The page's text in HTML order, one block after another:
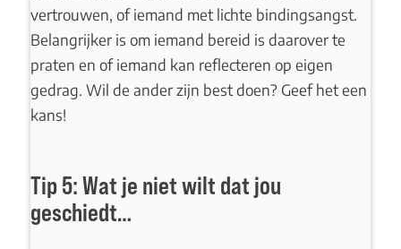
vertrouwen, of iemand met lichte bindingsangst.
Belangrijker is om iemand bereid is daarover te
praten en of iemand kan reflecteren op eigen
gedrag. Wil de ander zijn best doen? Geef het een
kans!
Tip 5: Wat je niet wilt dat jou
geschiedt…